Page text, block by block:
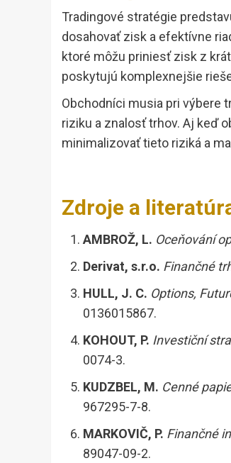
Tradingové stratégie
dosahovať zisk a efektívne
ktoré môžu priniesť zisk z
poskytujú komplexnejšie
Obchodníci musia pri výbere
riziku a znalosť trhov. Aj keď
minimalizovať tieto riziká a
Zdroje a
AMBROŽ, L. Oceňování
Derivat, s.r.o. Finančné
HULL, J. C. Options,
0136015867.
KOHOUT, P. Investiční
0074-3.
KUDZBEL, M. Cenné
967295-7-8.
MARKOVIČ, P. Finančné
89047-09-2.